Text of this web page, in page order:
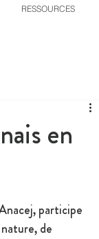
RESSOURCES
en
participe
de